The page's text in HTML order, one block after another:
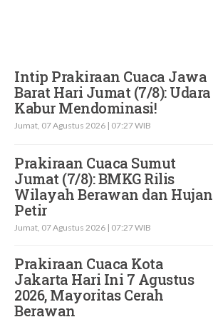
Intip Prakiraan Cuaca Jawa
Barat Hari Jumat (7/8): Udara
Kabur Mendominasi!
Jumat, 07 Agustus 2026 | 07:27 WIB
Prakiraan Cuaca Sumut
Jumat (7/8): BMKG Rilis
Wilayah Berawan dan Hujan
Petir
Jumat, 07 Agustus 2026 | 07:27 WIB
Prakiraan Cuaca Kota
Jakarta Hari Ini 7 Agustus
2026, Mayoritas Cerah
Berawan